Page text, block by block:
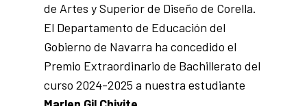
de Artes y Superior de Diseño de Corella.
El Departamento de Educación del
Gobierno de Navarra ha concedido el
Premio Extraordinario de Bachillerato del
curso 2024-2025 a nuestra estudiante